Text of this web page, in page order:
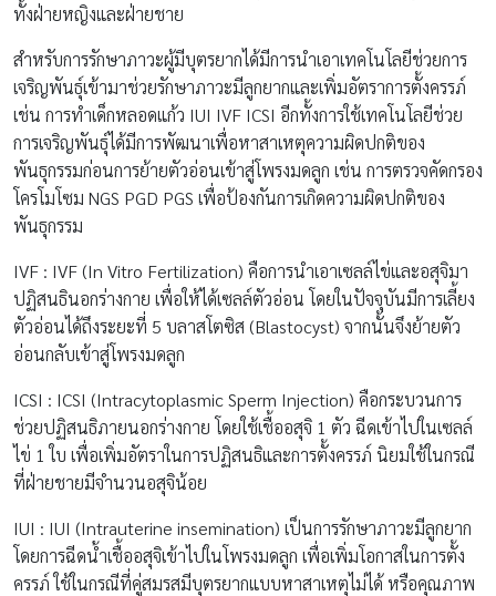
ทั้งฝ่ายหญิงและฝ่ายชาย
สำหรับการรักษาภาวะผู้มีบุตรยากได้มีการนำเอาเทคโนโลยีช่วยการ
เจริญพันธุ์เข้ามาช่วยรักษาภาวะมีลูกยากและเพิ่มอัตราการตั้งครรภ์
เช่น การทำเด็กหลอดแก้ว IUI IVF ICSI อีกทั้งการใช้เทคโนโลยีช่วย
การเจริญพันธุ์ได้มีการพัฒนาเพื่อหาสาเหตุความผิดปกติของ
พันธุกรรมก่อนการย้ายตัวอ่อนเข้าสู่โพรงมดลูก เช่น การตรวจคัดกรอง
โครโมโซม NGS PGD PGS เพื่อป้องกันการเกิดความผิดปกติของ
พันธุกรรม
IVF : IVF (In Vitro Fertilization) คือการนำเอาเซลล์ไข่และอสุจิมา
ปฏิสนธินอกร่างกาย เพื่อให้ได้เซลล์ตัวอ่อน โดยในปัจจุบันมีการเลี้ยง
ตัวอ่อนได้ถึงระยะที่ 5 บลาสโตซิส (Blastocyst) จากนั้นจึงย้ายตัว
อ่อนกลับเข้าสู่โพรงมดลูก
ICSI : ICSI (Intracytoplasmic Sperm Injection) คือกระบวนการ
ช่วยปฏิสนธิภายนอกร่างกาย โดยใช้เชื้ออสุจิ 1 ตัว ฉีดเข้าไปในเซลล์
ไข่ 1 ใบ เพื่อเพิ่มอัตราในการปฏิสนธิและการตั้งครรภ์ นิยมใช้ในกรณี
ที่ฝ่ายชายมีจำนวนอสุจิน้อย
IUI : IUI (Intrauterine insemination) เป็นการรักษาภาวะมีลูกยาก
โดยการฉีดน้ำเชื้ออสุจิเข้าไปในโพรงมดลูก เพื่อเพิ่มโอกาสในการตั้ง
ครรภ์ ใช้ในกรณีที่คู่สมรสมีบุตรยากแบบหาสาเหตุไม่ได้ หรือคุณภาพ